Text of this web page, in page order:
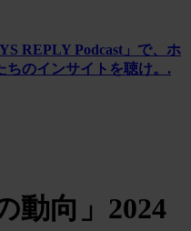
REPLY Podcast」で、ホ
ちのインサイトを聴け。.
動向」2024